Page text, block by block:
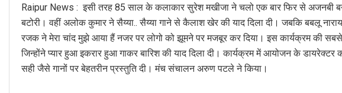
Raipur News : इसी तरह 85 साल के कलाकार सुरेश मखीजा ने चलो एक बार फिर से अजनबी बन
बटोरी। वहीं अलोक कुमार ने सैय्या.. सैय्या गाने से कैलाश खेर की याद दिला दी। जबकि बबलू
रजक ने मेरा चांद मुझे आया हैं नजर पर लोगो को झूमने पर मजबूर कर दिया। इस कार्यक्रम की सबसे
जिन्होंने प्यार हुआ इकरार हुआ गाकर बारिश की याद दिला दी। कार्यक्रम में आयोजन के
सही जैसे गानों पर बेहतरीन प्रस्तुति दी। मंच संचालन अरुण पटले ने किया।